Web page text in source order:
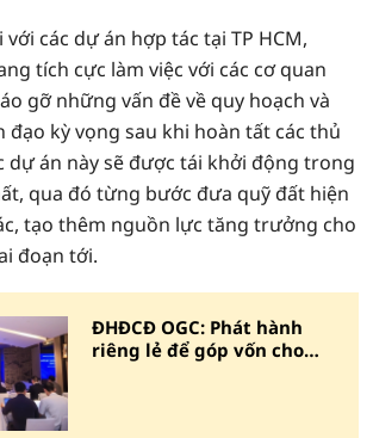
các dự án hợp tác tại TP HCM,
tích cực làm việc với các cơ quan
gỡ những vấn đề về quy hoạch và
đạo kỳ vọng sau khi hoàn tất các thủ
dự án này sẽ được tái khởi động trong
qua đó từng bước đưa quỹ đất hiện
tạo thêm nguồn lực tăng trưởng cho
đoạn tới.
ĐHĐCĐ OGC: Phát hành
riêng lẻ để góp vốn cho